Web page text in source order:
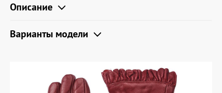
Описание
Варианты модели